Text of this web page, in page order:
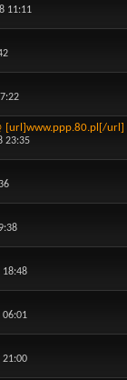
11:11
[url]www.ppp.80.pl[/url]
23:35
18:48
06:01
21:00